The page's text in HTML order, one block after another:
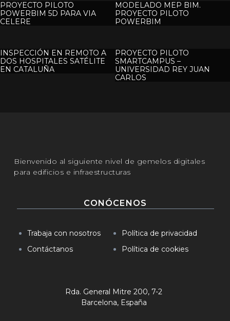
PROYECTO PILOTO
POWERBIM 5D PARA VIA
CELERE
MODELADO MEP BIM.
PROYECTO PILOTO
POWERBIM
INSPECCIÓN EN REMOTO A
DOS HOSPITALES SATÉLITE
EN CATALUÑA
PROYECTO PILOTO
SMARTCAMPUS –
UNIVERSIDAD REY JUAN
CARLOS
Bienvenido al siguiente nivel de gemelos digitales
para edificios e infraestructuras
CONÓCENOS
Trabaja con nosotros
Contáctanos
Política de privacidad
Política de cookies
Rda. General Mitre 200, 7-2
Barcelona, España